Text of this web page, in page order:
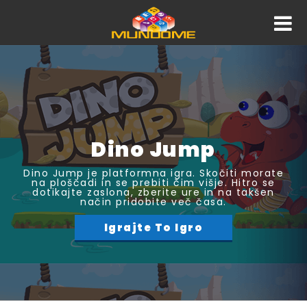
Dino Jump
Dino Jump je platformna igra. Skočiti morate
na ploščadi in se prebiti čim višje. Hitro se
dotikajte zaslona, zberite ure in na takšen
način pridobite več časa.
Igrajte To Igro